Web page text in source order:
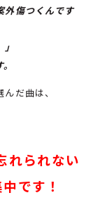
外傷つくんです
だ曲は、
れられない
です！